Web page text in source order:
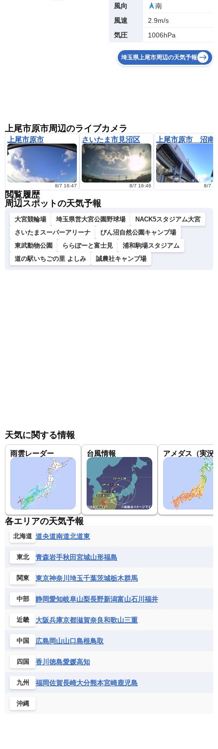
風向
南
風速
2.9m/s
気圧
1006hPa
埼玉県上尾市周辺の天気予報
上尾市原市周辺のライブカメラ
上尾市原市
8/7 16:47
さいたま市見沼区
8/7 16:46 8/7
閲覧履歴
周辺スポットの天気予報
大宮競輪場 埼玉県営大宮公園野球場
NACK5スタジアム大宮
さいたまスーパーアリーナ
びん沼自然公園キャンプ場
東武動物公園
ららぽーと富士見
浦和駒場スタジアム
道の駅いちごの里 よしみ
誠農社キャンプ場
天気に関する情報
雨雲レーダー 台風情報 アメダス（実況
各エリアの天気予報
北海道 道央道南道北道東
東北 青森岩手秋田宮城山形福島
関東 東京神奈川 埼玉千葉茨城栃木群馬
中部 静岡愛知岐阜山梨長野新潟富山石川 福井
近畿 大阪兵庫京都滋賀奈良和歌山三重
中国 広島岡山山口島根鳥取
四国 香川 徳島愛媛高知
九州 福岡佐賀長崎大分熊本宮崎鹿児島
沖縄